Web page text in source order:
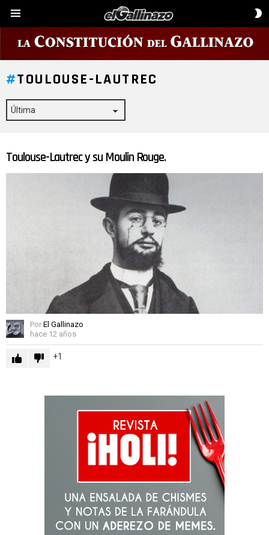
TOULOUSE-LAUTREC
ÚLTIMAS
Toulouse-Lautrec y su Moulin Rouge.
Por El Gallinazo
hace 12 años
1